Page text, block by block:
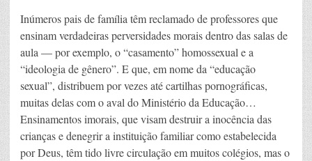
Inúmeros pais de família têm reclamado de professores que
ensinam verdadeiras perversidades morais dentro das salas de
aula — por exemplo, o “casamento” homossexual e a
“ideologia de gênero”. E que, em nome da “educação
sexual”, distribuem por vezes até cartilhas pornográficas,
muitas delas com o aval do Ministério da Educação…
Ensinamentos imorais, que visam destruir a inocência das
crianças e denegrir a instituição familiar como estabelecida
por Deus, têm tido livre circulação em muitos colégios, mas o